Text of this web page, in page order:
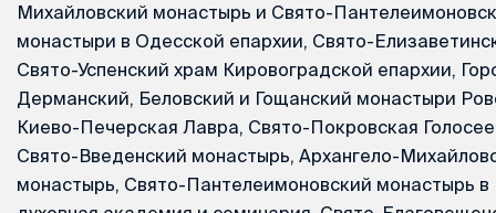
Михайловский монастырь и Свято-
монастыри в Одесской епархии, Свято-
Свято-Успенский храм Кировоградской епархии,
Дерманский, Беловский и Гощанский монастыри
Киево-Печерская Лавра, Свято-Покровская
Свято-Введенский монастырь, Архангело-
монастырь, Свято-Пантелеимоновский монастырь в